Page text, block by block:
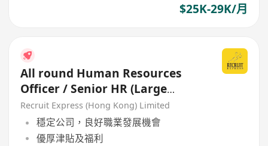
$25K-29K/月
All round Human Resources
Officer / Senior HR (Large
Company)
Recruit Express (Hong Kong) Limited
穩定公司，良好職業發展機會
優厚津貼及福利